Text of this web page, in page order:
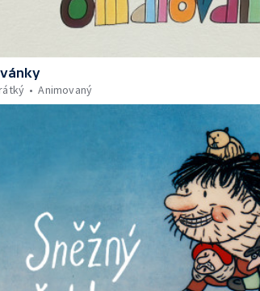
Animovaný